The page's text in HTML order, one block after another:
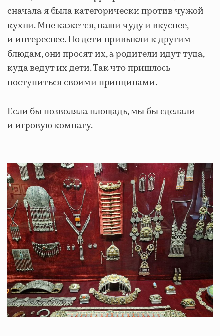
сначала я была категорически против чужой
кухни. Мне кажется, наши чуду и вкуснее,
и интереснее. Но дети привыкли к другим
блюдам, они просят их, а родители идут туда,
куда ведут их дети. Так что пришлось
поступиться своими принципами.
Если бы позволяла площадь, мы бы сделали
и игровую комнату.